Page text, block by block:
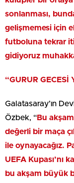
sonlanması,
gelişmemesi için
futboluna tekrar
gidiyoruz
“GURUR
Galatasaray’ın
Özbek, “Bu
değerli bir maça
ile oynayacağız.
UEFA Kupası’nı
bu akşam büyük